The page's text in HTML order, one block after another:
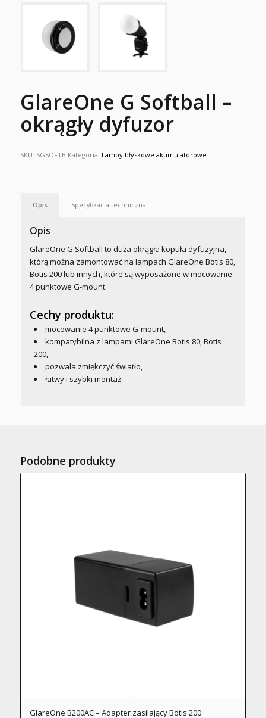
GlareOne G Softball –
okrągły dyfuzor
SKU: SGSOFTB Kategoria: Lampy błyskowe akumulatorowe
Opis Specyfikacja techniczna
Opis
GlareOne G Softball to duża okrągła kopuła dyfuzyjna,
którą można zamontować na lampach GlareOne Botis 80,
Botis 200 lub innych, które są wyposażone w mocowanie
4 punktowe G-mount.
Cechy produktu:
mocowanie 4 punktowe G-mount,
kompatybilna z lampami GlareOne Botis 80, Botis
200,
pozwala zmiękczyć światło,
łatwy i szybki montaż.
Podobne produkty
GlareOne B200AC – Adapter zasilający Botis 200